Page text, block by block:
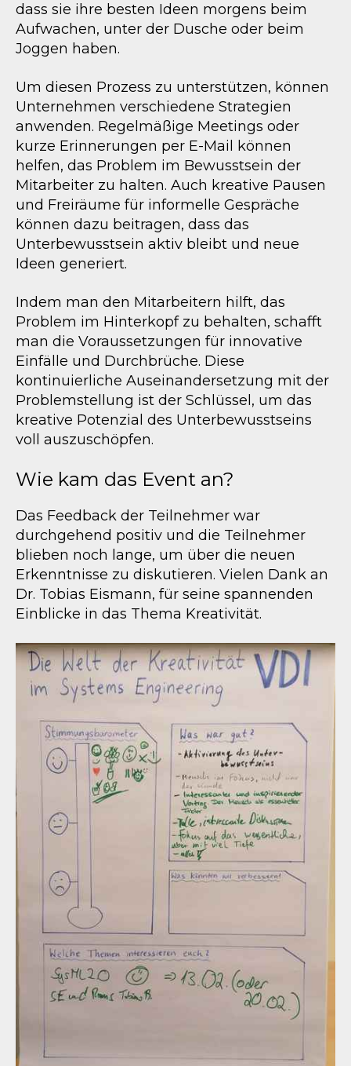
dass sie ihre besten Ideen morgens beim
Aufwachen, unter der Dusche oder beim
Joggen haben.
Um diesen Prozess zu unterstützen, können
Unternehmen verschiedene Strategien
anwenden. Regelmäßige Meetings oder
kurze Erinnerungen per E-Mail können
helfen, das Problem im Bewusstsein der
Mitarbeiter zu halten. Auch kreative Pausen
und Freiräume für informelle Gespräche
können dazu beitragen, dass das
Unterbewusstsein aktiv bleibt und neue
Ideen generiert.
Indem man den Mitarbeitern hilft, das
Problem im Hinterkopf zu behalten, schafft
man die Voraussetzungen für innovative
Einfälle und Durchbrüche. Diese
kontinuierliche Auseinandersetzung mit der
Problemstellung ist der Schlüssel, um das
kreative Potenzial des Unterbewusstseins
voll auszuschöpfen.
Wie kam das Event an?
Das Feedback der Teilnehmer war
durchgehend positiv und die Teilnehmer
blieben noch lange, um über die neuen
Erkenntnisse zu diskutieren. Vielen Dank an
Dr. Tobias Eismann, für seine spannenden
Einblicke in das Thema Kreativität.